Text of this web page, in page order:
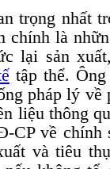
trọng nhất
chính là
lại sản
tập thể.
pháp lý
liệu thông
CP về
và tiêu